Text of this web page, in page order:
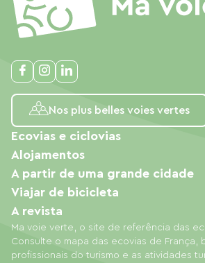
Nos plus belles voies vertes
Ma voie verte, o site de referência das
Consulte o mapa das ecovias de França,
profissionais do turismo e as atividades
Ecovias e ciclovias
Alojamentos
A partir de uma grande cidade
Viajar de bicicleta
A revista